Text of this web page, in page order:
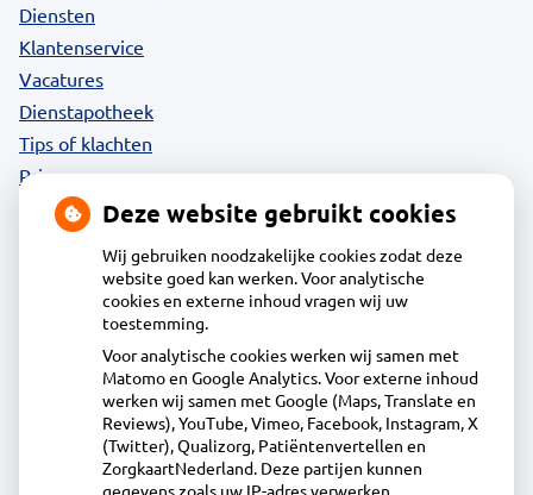
Diensten
Klantenservice
Vacatures
Dienstapotheek
Tips of klachten
Privacy
Acdapha Apotheek Eilandspolder
Wollandje 1, 1483WG de Rijp
0299-671516
info@apotheekeilandspolder.nl
Inschrijven
Deze website gebruikt cookies
Wij gebruiken noodzakelijke cookies zodat deze
website goed kan werken. Voor analytische
cookies en externe inhoud vragen wij uw
toestemming.
Voor analytische cookies werken wij samen met
Matomo en Google Analytics. Voor externe inhoud
werken wij samen met Google (Maps, Translate en
Reviews), YouTube, Vimeo, Facebook, Instagram, X
(Twitter), Qualizorg, Patiëntenvertellen en
ZorgkaartNederland. Deze partijen kunnen
gegevens zoals uw IP-adres verwerken.